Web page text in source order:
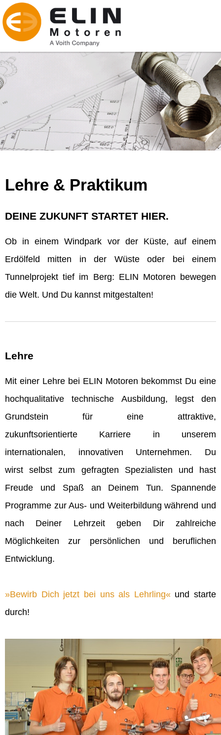
Lehre & Praktikum
DEINE ZUKUNFT STARTET HIER.
Ob in einem Windpark vor der Küste, auf einem
Erdölfeld mitten in der Wüste oder bei einem
Tunnelprojekt tief im Berg: ELIN Motoren bewegen
die Welt. Und Du kannst mitgestalten!
Lehre
Mit einer Lehre bei ELIN Motoren bekommst Du eine
hochqualitative technische Ausbildung, legst den
Grundstein für eine attraktive,
zukunftsorientierte Karriere in unserem
internationalen, innovativen Unternehmen. Du
wirst selbst zum gefragten Spezialisten und hast
Freude und Spaß an Deinem Tun. Spannende
Programme zur Aus- und Weiterbildung während und
nach Deiner Lehrzeit geben Dir zahlreiche
Möglichkeiten zur persönlichen und beruflichen
Entwicklung.
Bewirb Dich jetzt bei uns als Lehrling und starte
durch!